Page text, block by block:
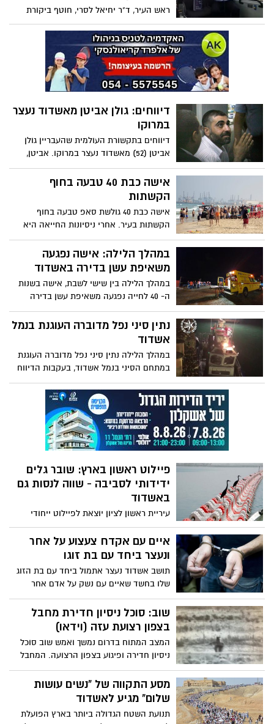
ראש העיר, ד"ר יחיאל לסרי, חוטף ביקורת
קשה מהתושבים על פרויקט התחבורה
הירוקה אותו החל לפני מספר שנים בעיר.
בשישי האחרון החליט לסרי, לראשונה
ומהפייסבוק האישי שלו, להגיב לעשרות
התגובות השליליות שהיו בשידור החי
שהעברנו באשדוד נט מהפתיחה הרשמית של
דיווחים: גולן אביטן מאשדוד נעצר
במרוקו
דיווחים בתקשורת העולמית שהעבריין גולן
אביטן (52) מאשדוד נעצר במרוקו. אביטן,
נאשם בקניית השלטים למטען החבלה
שהתפוצץ בפיגוע הפלילי בת"א לפני 15 שנה
אישה כבת 40 טבעה בחוף
הקשתות
אישה כבת 40 גולשת סאפ טבעה בחוף
הקשתות בעיר. אחרי ניסיונות החייאה היא
פונתה במצב קריטי לבית החולים . המציל
אלון זיהה את בעלה שמחפש אחרי אשתו,
הבין שמדובר בטובעת וסיפר לו על בעדינות
במהלך הלילה: אישה נפגעה
משאיפת עשן בדירה באשדוד
במהלך הלילה בין שישי לשבת, אישה בשנות
ה- 40 לחייה נפגעה משאיפת עשן בדירה
ברחוב הר שומרון בעיר. האישה נפגעה באופן
בינוני ופונתה לבית החולים אסותא בעיר
נתין סיני נפל מדוברה העוגנת בנמל
אשדוד
במהלך הלילה נתין סיני נפל מדוברה העוגנת
במתחם הסיני בנמל אשדוד, בעקבות הדיווח
שוטרי השיטור הימי פתחו בסריקות וחיפוש
פיילוט ראשון בארץ: שובר גלים
ידידותי לסביבה - שווה לנסות גם
באשדוד
עיריית ראשון לציון יוצאת לפיילוט ייחודי
שיכלול הקמת שובר גלים ידידותי לסביבה.
מדובר בשובר גלים צף, שימוקם בתחילת
הקיץ ויפורק בסופו. השובר הצף קיים עד כה
זנזיבר ותורכיה. עיריית אשדוד לטיפולכם
איים עם אקדח צעצוע על אחר
ונעצר ביחד עם בת זוגו
תושב אשדוד נעצר אתמול ביחד עם בת הזוג
שלו בחשד שאיים עם נשק על אדם אחר
בתחנת דלק באשדוד. בית המשפט הורה על
שחרור האישה ללא תנאים ושחרור הגבר
בערבות אישית, לאחר שהתברר שכלל לא
מדובר בכלי נשק אמיתי
שוב: סוכל ניסיון חדירת מחבל
בצפון רצועת עזה (וידאו)
המצב המתוח בדרום נמשך ואמש שוב סוכל
ניסיון חדירה ופיגוע בצפון הרצועה. המחבל
זוהה על-ידי תצפיתניות ולוחמי צה"ל הוקפצו
לנקודה. הלוחמים הסתערו לעבר המחבל
מעבר לגדר, ופגעו בו
מסע התקווה של "נשים עושות
שלום" מגיע לאשדוד
תנועת השטח הגדולה ביותר בארץ הפועלת